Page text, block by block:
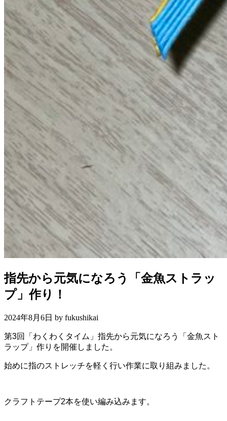
指先から元気になろう「金魚ストラッ
プ」作り！
2024年8月6日 by fukushikai
第3回「わくわくタイム」指先から元気になろう「金魚スト
ラップ」作りを開催しました。
始めに指のストレッチを軽く行い作業に取り組みました。
クラフトテープ2本を使い編み込みます。